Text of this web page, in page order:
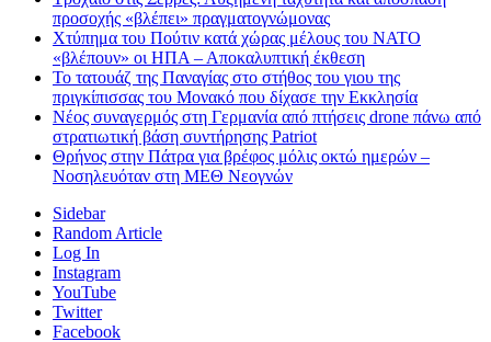
προσοχής «βλέπει» πραγματογνώμονας
Χτύπημα του Πούτιν κατά χώρας μέλους του ΝΑΤΟ
«βλέπουν» οι ΗΠΑ – Αποκαλυπτική έκθεση
Το τατουάζ της Παναγίας στο στήθος του γιου της
πριγκίπισσας του Μονακό που δίχασε την Εκκλησία
Νέος συναγερμός στη Γερμανία από πτήσεις drone πάνω από
στρατιωτική βάση συντήρησης Patriot
Θρήνος στην Πάτρα για βρέφος μόλις οκτώ ημερών –
Νοσηλευόταν στη ΜΕΘ Νεογνών
Sidebar
Random Article
Log In
Instagram
YouTube
Twitter
Facebook